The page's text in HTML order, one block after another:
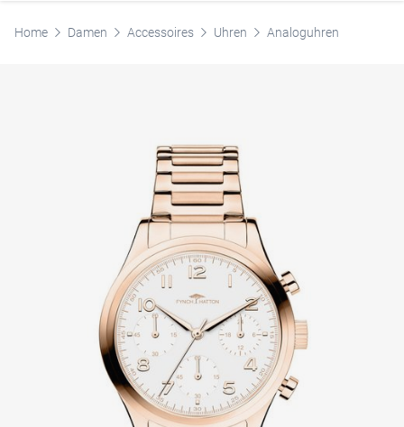
Home Damen Accessoires Uhren Analoguhren